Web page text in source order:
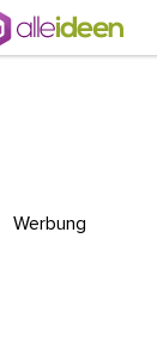
Werbung